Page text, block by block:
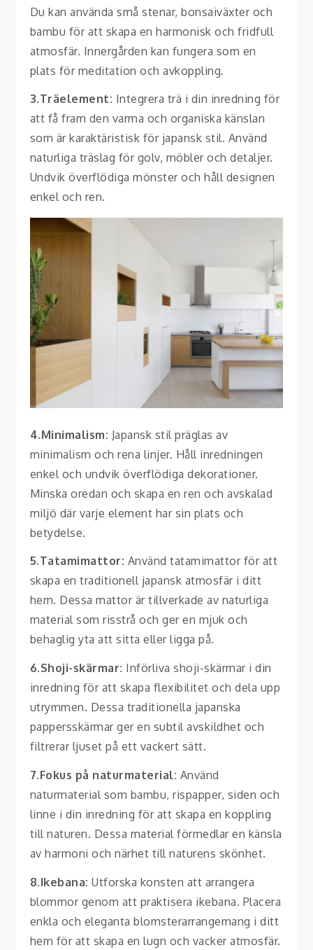
Du kan använda små stenar, bonsaiväxter och
bambu för att skapa en harmonisk och fridfull
atmosfär. Innergården kan fungera som en
plats för meditation och avkoppling.
3.Träelement: Integrera trä i din inredning för
att få fram den varma och organiska känslan
som är karaktäristisk för japansk stil. Använd
naturliga träslag för golv, möbler och detaljer.
Undvik överflödiga mönster och håll designen
enkel och ren.
4.Minimalism: Japansk stil präglas av
minimalism och rena linjer. Håll inredningen
enkel och undvik överflödiga dekorationer.
Minska oredan och skapa en ren och avskalad
miljö där varje element har sin plats och
betydelse.
5.Tatamimattor: Använd tatamimattor för att
skapa en traditionell japansk atmosfär i ditt
hem. Dessa mattor är tillverkade av naturliga
material som risstrå och ger en mjuk och
behaglig yta att sitta eller ligga på.
6.Shoji-skärmar: Införliva shoji-skärmar i din
inredning för att skapa flexibilitet och dela upp
utrymmen. Dessa traditionella japanska
pappersskärmar ger en subtil avskildhet och
filtrerar ljuset på ett vackert sätt.
7.Fokus på naturmaterial: Använd
naturmaterial som bambu, rispapper, siden och
linne i din inredning för att skapa en koppling
till naturen. Dessa material förmedlar en känsla
av harmoni och närhet till naturens skönhet.
8.Ikebana:Utforska konsten att arrangera
blommor genom att praktisera ikebana. Placera
enkla och eleganta blomsterarrangemang i ditt
hem för att skapa en lugn och vacker atmosfär.